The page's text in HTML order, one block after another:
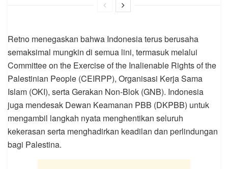
Retno menegaskan bahwa Indonesia terus berusaha
semaksimal mungkin di semua lini, termasuk melalui
Committee on the Exercise of the Inalienable Rights of the
Palestinian People (CEIRPP), Organisasi Kerja Sama
Islam (OKI), serta Gerakan Non-Blok (GNB). Indonesia
juga mendesak Dewan Keamanan PBB (DKPBB) untuk
mengambil langkah nyata menghentikan seluruh
kekerasan serta menghadirkan keadilan dan perlindungan
bagi Palestina.